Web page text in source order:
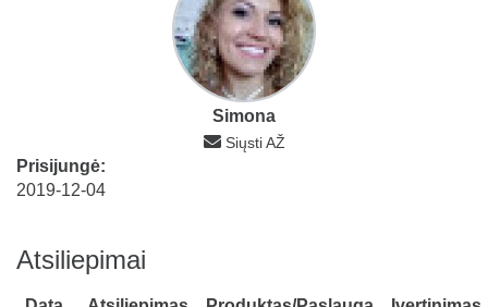
Simona
Siųsti AŽ
Prisijungė:
2019-12-04
Atsiliepimai